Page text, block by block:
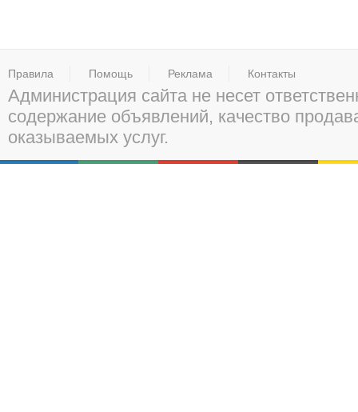
Правила Помощь Реклама Контакты
Администрация сайта не несет
содержание объявлений, качество
оказываемых услуг.